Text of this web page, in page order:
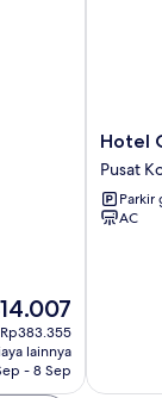
lainnya
- 8 Sep
Hotel
O
Orchid
Guest
House
Hotel
Pusat
Parkir
AC